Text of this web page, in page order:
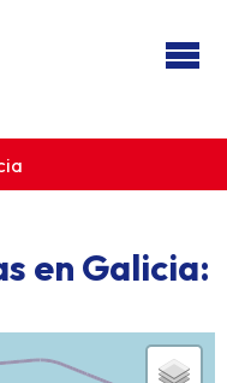
en Galicia: